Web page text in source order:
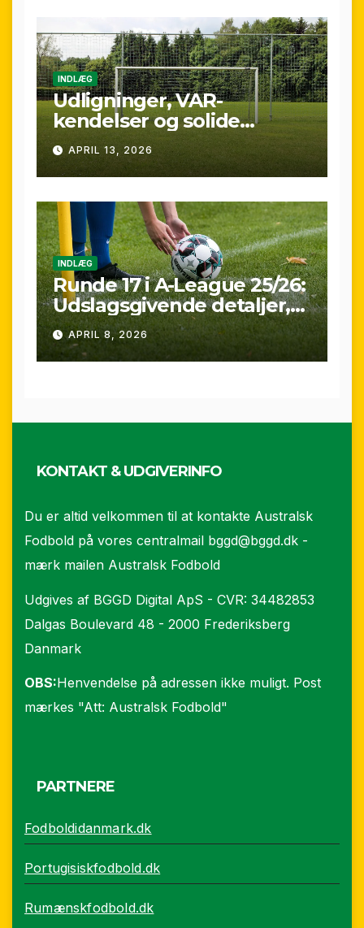
INDLÆG
Udligninger, VAR-
kendelser og solide
præstationer: Overblik
over A-League runde 24
(25/26)
APRIL 13, 2026
INDLÆG
Runde 17 i A-League 25/26:
Udslagsgivende detaljer,
sene scoringer og VAR-
drama
APRIL 8, 2026
KONTAKT & UDGIVERINFO
Du er altid velkommen til at kontakte Australsk
Fodbold på vores centralmail bggd@bggd.dk -
mærk mailen Australsk Fodbold
Udgives af BGGD Digital ApS - CVR: 34482853
Dalgas Boulevard 48 - 2000 Frederiksberg
Danmark
OBS:Henvendelse på adressen ikke muligt. Post
mærkes "Att: Australsk Fodbold"
PARTNERE
Fodboldidanmark.dk
Portugisiskfodbold.dk
Rumænskfodbold.dk